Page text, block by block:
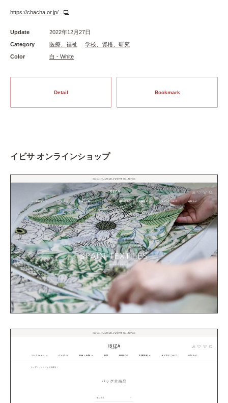
https://chacha.or.jp/
Update
2022年12月27日
Category
医療、福祉
学校、資格、研究
Color
白 - White
Detail Bookmark
イビサ オンラインショップ